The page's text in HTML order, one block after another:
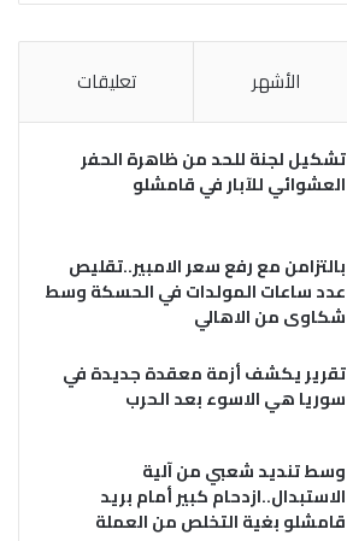
الأشهر تعليقات
تشكيل لجنة للحد من ظاهرة الحفر
العشوائي للآبار في قامشلو
بالتزامن مع رفع سعر الامبير..تقليص
عدد ساعات المولدات في الحسكة وسط
شكاوى من الاهالي
تقرير يكشف أزمة معقدة جديدة في
سوريا هي الاسوء بعد الحرب
وسط تنديد شعبي من آلية
الاستبدال..ازدحام كبير أمام بريد
قامشلو بغية التخلص من العملة